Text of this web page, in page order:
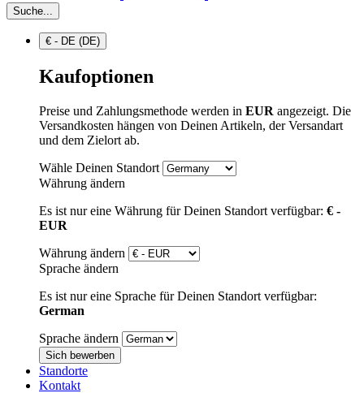
Suche...
€ - DE (DE)
Kaufoptionen
Preise und Zahlungsmethode werden in EUR angezeigt. Die
Versandkosten hängen von Deinen Artikeln, der Versandart
und dem Zielort ab.
Wähle Deinen Standort
Währung ändern
Es ist nur eine Währung für Deinen Standort verfügbar: € -
EUR
Währung ändern
Sprache ändern
Es ist nur eine Sprache für Deinen Standort verfügbar:
German
Sprache ändern
Sich bewerben
Standorte
Kontakt